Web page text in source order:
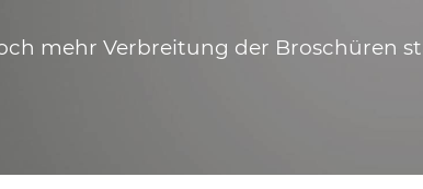
mehr Verbreitung der Broschüren